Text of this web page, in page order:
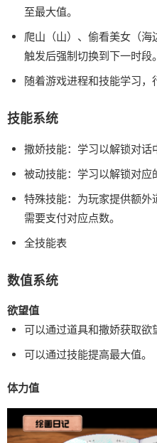
至最大值。
爬山（山）、偷看美女（海
触发后强制切换到下一时段。
随着游戏进程和技能学习，
技能系统
撒娇技能：学习以解锁对话
被动技能：学习以解锁对应
特殊技能：为玩家提供额外
需要支付对应点数。
全技能表
数值系统
欲望值
可以通过道具和撒娇获取欲
可以通过技能提高最大值。
体力值